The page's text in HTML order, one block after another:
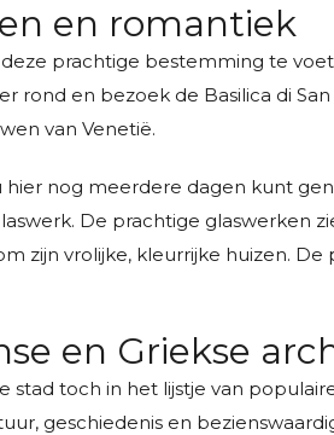
en romantiek
prachtige bestemming te
rond en bezoek de Basilica di
van Venetië.
nog meerdere dagen kunt
De prachtige glaswerken
zijn vrolijke, kleurrijke huizen.
en Griekse
toch in het lijstje van
geschiedenis en